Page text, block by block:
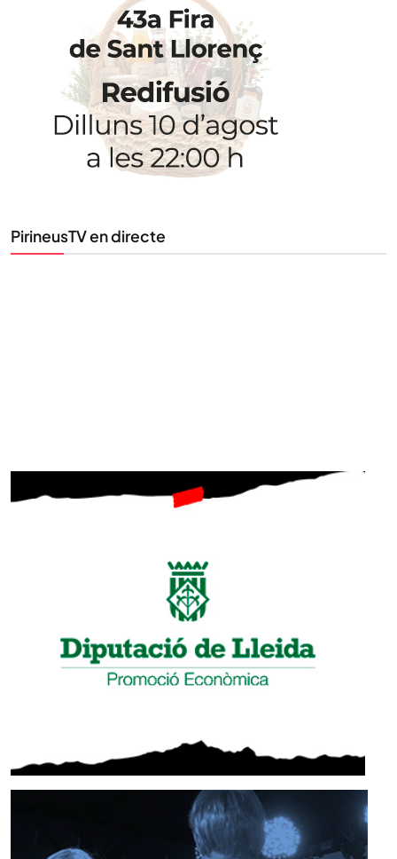
PirineusTV en directe
SUBSCRIU-TE